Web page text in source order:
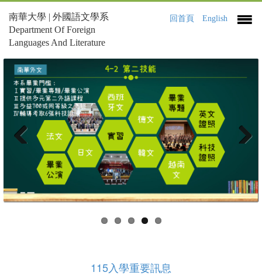
南華大學 | 外國語文學系
Department Of Foreign
Languages And Literature
回首頁 English
115入學重要訊息